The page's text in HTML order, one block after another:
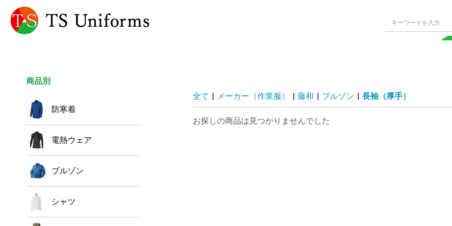
商品別
防寒着
電熱ウェア
ブルゾン
シャツ
全て | メーカー（作業服） | 藤和 | ブルゾン | 長袖（厚手）
お探しの商品は見つかりませんでした